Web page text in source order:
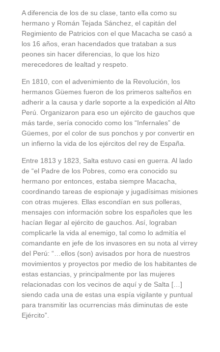
A diferencia de los de su clase, tanto ella como su
hermano y Román Tejada Sánchez, el capitán del
Regimiento de Patricios con el que Macacha se casó a
los 16 años, eran hacendados que trataban a sus
peones sin hacer diferencias, lo que los hizo
merecedores de lealtad y respeto.
En 1810, con el advenimiento de la Revolución, los
hermanos Güemes fueron de los primeros salteños en
adherir a la causa y darle soporte a la expedición al Alto
Perú. Organizaron para eso un ejército de gauchos que
más tarde, sería conocido como los “Infernales” de
Güemes, por el color de sus ponchos y por convertir en
un infierno la vida de los ejércitos del rey de España.
Entre 1813 y 1823, Salta estuvo casi en guerra. Al lado
de “el Padre de los Pobres, como era conocido su
hermano por entonces, estaba siempre Macacha,
coordinando tareas de espionaje y jugadísimas misiones
con otras mujeres. Ellas escondían en sus polleras,
mensajes con información sobre los españoles que les
hacían llegar al ejército de gauchos. Así, lograban
complicarle la vida al enemigo, tal como lo admitía el
comandante en jefe de los invasores en su nota al virrey
del Perú: “…ellos (son) avisados por hora de nuestros
movimientos y proyectos por medio de los habitantes de
estas estancias, y principalmente por las mujeres
relacionadas con los vecinos de aquí y de Salta […]
siendo cada una de estas una espía vigilante y puntual
para transmitir las ocurrencias más diminutas de este
Ejército”.